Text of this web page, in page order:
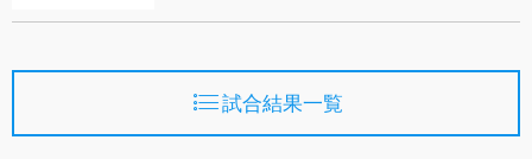
試合結果一覧